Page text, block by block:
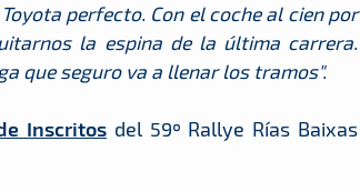
perfecto. Con el coche al cien por
la espina de la última carrera.
que seguro va a llenar los tramos".
Inscritosdel 59º Rallye Rías Baixas